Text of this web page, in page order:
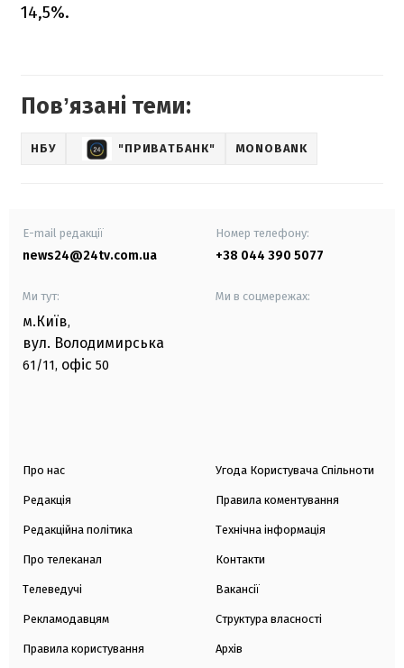
14,5%.
Повʼязані теми:
НБУ "ПРИВАТБАНК" MONOBANK
E-mail редакції
news24@24tv.com.ua
Номер телефону:
+38 044 390 5077
Ми тут:
м.Київ,
вул. Володимирська
61/11, офіс 50
Ми в соцмережах:
Про нас
Редакція
Редакційна політика
Про телеканал
Телеведучі
Рекламодавцям
Правила користування
Угода Користувача Спільноти
Правила коментування
Технічна інформація
Контакти
Вакансії
Структура власності
Архів